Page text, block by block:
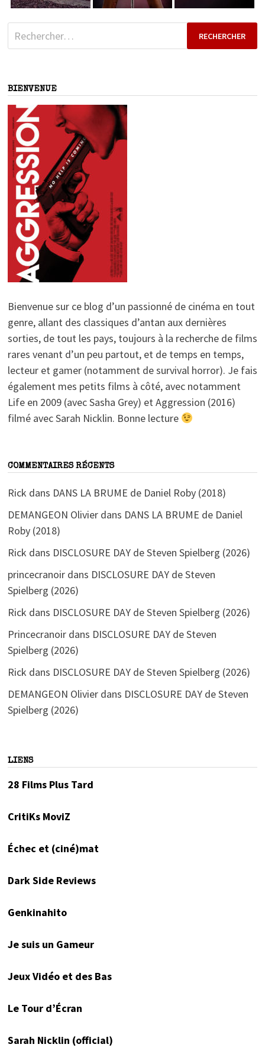
Rechercher :
BIENVENUE
Bienvenue sur ce blog d’un passionné de cinéma en tout
genre, allant des classiques d’antan aux dernières
sorties, de tout les pays, toujours à la recherche de films
rares venant d’un peu partout, et de temps en temps,
lecteur et gamer (notamment de survival horror). Je fais
également mes petits films à côté, avec notamment
Life en 2009 (avec Sasha Grey) et Aggression (2016)
filmé avec Sarah Nicklin. Bonne lecture
COMMENTAIRES RÉCENTS
Rick dans DANS LA BRUME de Daniel Roby (2018)
DEMANGEON Olivierdans DANS LA BRUME de Daniel
Roby (2018)
Rick dans DISCLOSURE DAY de Steven Spielberg (2026)
princecranoirdans DISCLOSURE DAY de Steven
Spielberg (2026)
Rick dans DISCLOSURE DAY de Steven Spielberg (2026)
Princecranoirdans DISCLOSURE DAY de Steven
Spielberg (2026)
Rick dans DISCLOSURE DAY de Steven Spielberg (2026)
DEMANGEON Olivierdans DISCLOSURE DAY de Steven
Spielberg (2026)
LIENS
28 Films Plus Tard
CritiKs MoviZ
Échec et (ciné)mat
Dark Side Reviews
Genkinahito
Je suis un Gameur
Jeux Vidéo et des Bas
Le Tour d’Écran
Sarah Nicklin (official)